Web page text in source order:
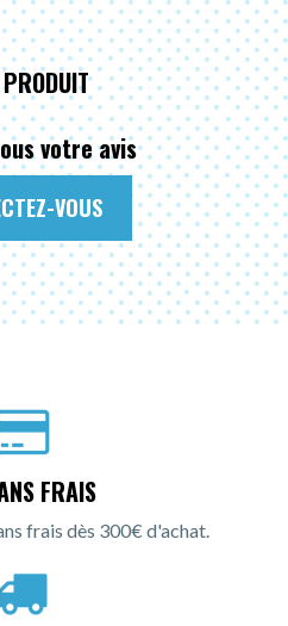
votre avis
VOUS
FRAIS
frais dès 300€ d'achat.